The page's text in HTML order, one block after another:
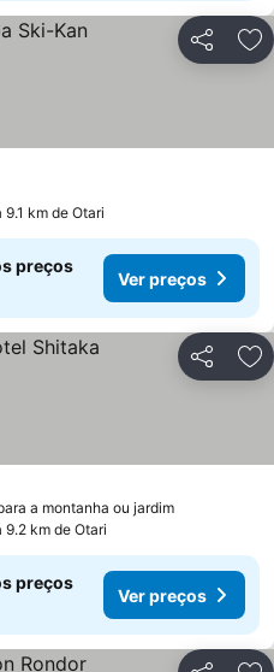
Partilhar
9.1 km de Otari
preços
Ver preços
Partilhar
a montanha ou jardimVer preços
9.2 km de Otari
preços
Ver preços